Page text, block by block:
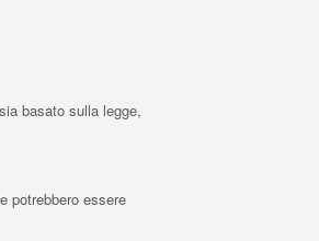
basato sulla legge,
potrebbero essere